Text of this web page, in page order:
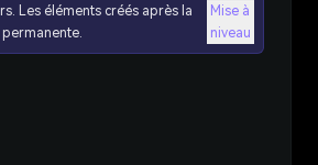
Les éléments créés après la
Mise à
niveau